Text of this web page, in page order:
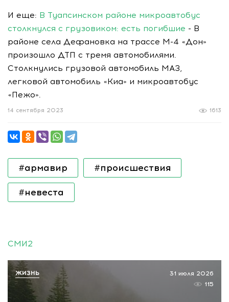
И еще: В Туапсинском районе микроавтобус
столкнулся с грузовиком: есть погибшие - В
районе села Дефановка на трассе М-4 «Дон»
произошло ДТП с тремя автомобилями.
Столкнулись грузовой автомобиль МАЗ,
легковой автомобиль «Киа» и микроавтобус
«Пежо».
1613
14 сентября 2023
#армавир #происшествия
#невеста
СМИ2
31 июля 2026
115
ЖИЗНЬ